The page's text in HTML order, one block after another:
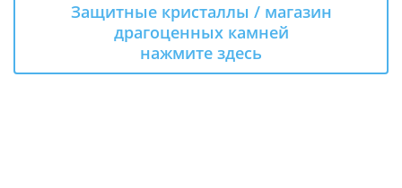
Защитные кристаллы / магазин
драгоценных камней
нажмите здесь